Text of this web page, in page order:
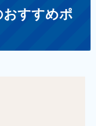
すすめポ